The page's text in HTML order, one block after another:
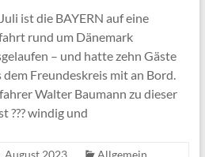
ist die BAYERN auf eine
rund um Dänemark
– und hatte zehn Gäste
dem Freundeskreis mit an Bord.
Walter Baumann zu dieser
??? windig und
August 2023
Allgemein